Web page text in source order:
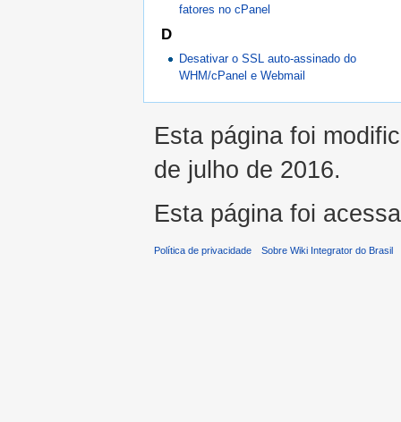
fatores no cPanel
D
Desativar o SSL auto-assinado do
WHM/cPanel e Webmail
Esta página foi
de julho de 2016.
Esta página foi
Política de privacidade Sobre Wiki Integrator do Brasil